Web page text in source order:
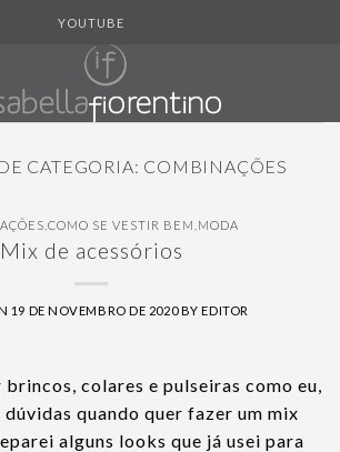
YOUTUBE
CATEGORIA: COMBINAÇÕES
COMO SE VESTIR BEM MODA
Mix de acessórios
19 DE NOVEMBRO DE 2020 BYEDITOR
colares e pulseiras como eu,
quando quer fazer um mix
alguns looks que já usei para